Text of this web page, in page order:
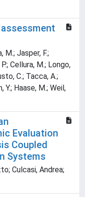
M.; Jasper, F.;
Cellura, M.; Longo,
C.; Tacca, A.;
Y.; Haase, M.; Weil,
Evaluation
Coupled
Systems
Culcasi, Andrea;